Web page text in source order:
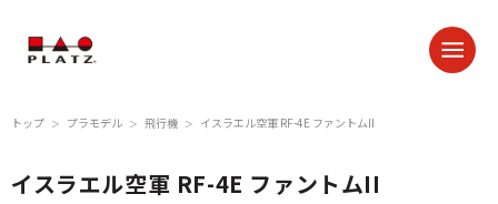
トップ ＞ プラモデル ＞ 飛行機 ＞ イスラエル空軍 RF-4E ファントムII
イスラエル空軍 RF-4E ファントムII